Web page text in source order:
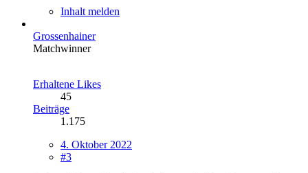
Inhalt melden
Grossenhainer
Matchwinner
Erhaltene Likes
45
Beiträge
1.175
4. Oktober 2022
#3